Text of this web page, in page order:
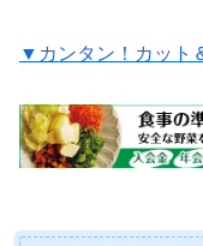
▼カンタン！カット